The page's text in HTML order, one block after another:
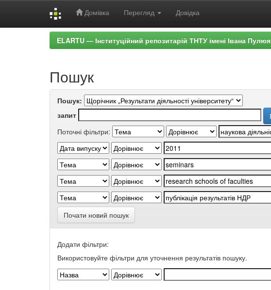
Домівка Перегляд Довідка
ELARTU — Інституційний репозитарій ТНТУ імені Івана Пулюя
Пошук
Пошук:
запит
Поточні фільтри:
Почати новий пошук
Додати фільтри:
Використовуйте фільтри для уточнення результатів пошуку.